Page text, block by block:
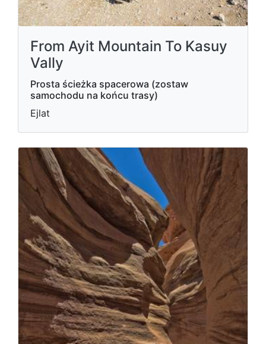
From Ayit Mountain To Kasuy
Vally
Prosta ścieżka spacerowa (zostaw
samochodu na końcu trasy)
Ejlat